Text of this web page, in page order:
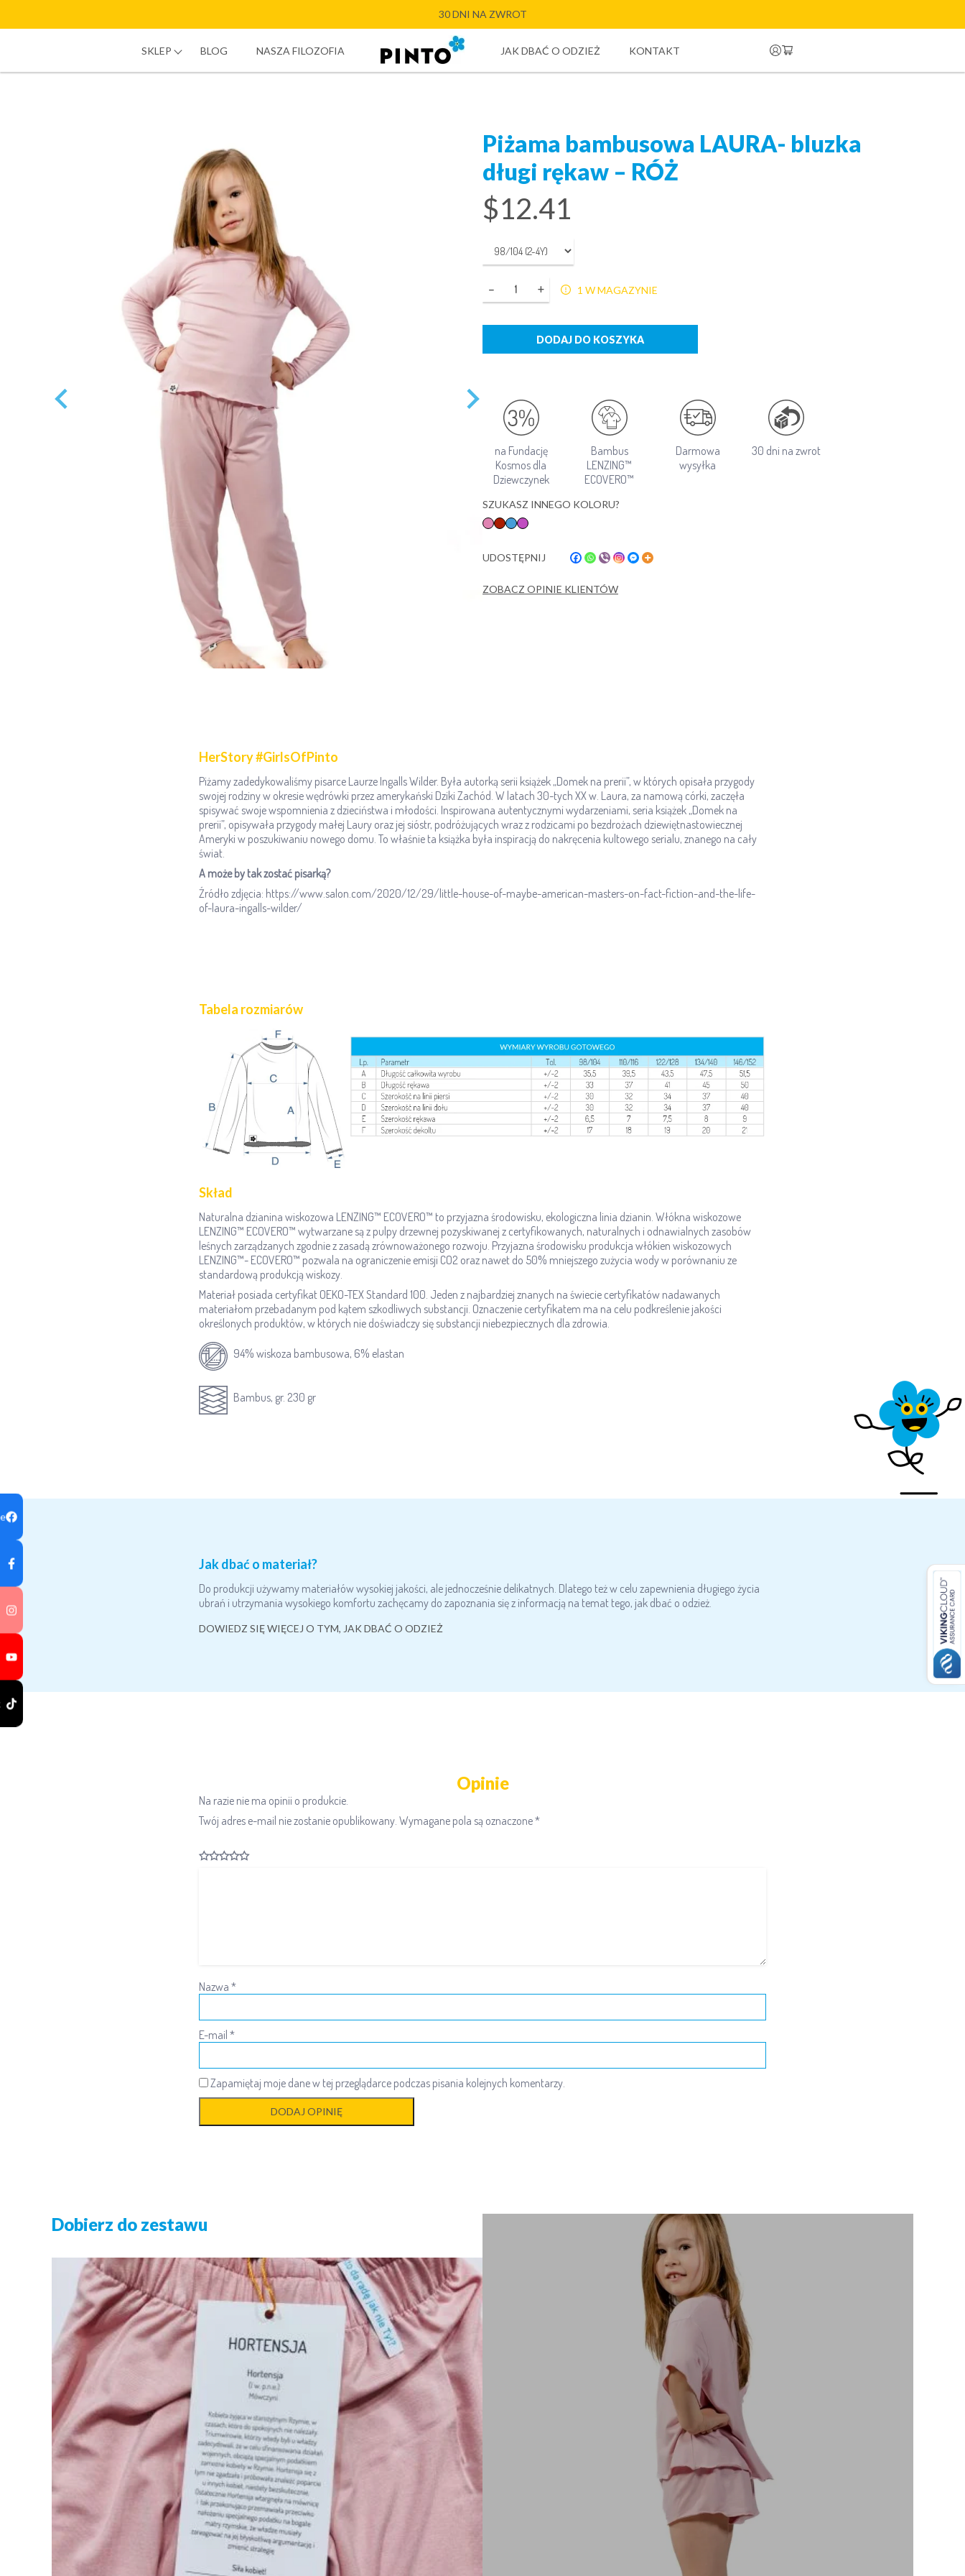
30 DNI NA ZWROT
SKLEP BLOG NASZA FILOZOFIA JAK DBAĆ O ODZIEŻ KONTAKT
Piżama bambusowa LAURA- bluzka
długi rękaw – RÓŻ
$12.41
1 W MAGAZYNIE
DODAJ DO KOSZYKA
na Fundację
Kosmos dla
Dziewczynek
Bambus
LENZING™
ECOVERO™
Darmowa
wysyłka
30 dni na zwrot
SZUKASZ INNEGO KOLORU?
UDOSTĘPNIJ
ZOBACZ OPINIE KLIENTÓW
HerStory #GirlsOfPinto
Piżamy zadedykowaliśmy pisarce Laurze Ingalls Wilder. Była autorką serii książek „Domek na prerii”, w których opisała przygody
swojej rodziny w okresie wędrówki przez amerykański Dziki Zachód. W latach 30-tych XX w. Laura, za namową córki, zaczęła
spisywać swoje wspomnienia z dzieciństwa i młodości. Inspirowana autentycznymi wydarzeniami, seria książek „Domek na
prerii”, opisywała przygody małej Laury oraz jej sióstr, podróżujących wraz z rodzicami po bezdrożach dziewiętnastowiecznej
Ameryki w poszukiwaniu nowego domu. To właśnie ta książka była inspiracją do nakręcenia kultowego serialu, znanego na cały
świat.
A może by tak zostać pisarką?
Źródło zdjęcia: https://www.salon.com/2020/12/29/little-house-of-maybe-american-masters-on-fact-fiction-and-the-life-
of-laura-ingalls-wilder/
Tabela rozmiarów
Skład
Naturalna dzianina wiskozowa LENZING™ ECOVERO™ to przyjazna środowisku, ekologiczna linia dzianin. Włókna wiskozowe
LENZING™ ECOVERO™ wytwarzane są z pulpy drzewnej pozyskiwanej z certyfikowanych, naturalnych i odnawialnych zasobów
leśnych zarządzanych zgodnie z zasadą zrównoważonego rozwoju. Przyjazna środowisku produkcja włókien wiskozowych
LENZING™- ECOVERO™ pozwala na ograniczenie emisji CO2 oraz nawet do 50% mniejszego zużycia wody w porównaniu ze
standardową produkcją wiskozy.
Materiał posiada certyfikat OEKO-TEX Standard 100. Jeden z najbardziej znanych na świecie certyfikatów nadawanych
materiałom przebadanym pod kątem szkodliwych substancji. Oznaczenie certyfikatem ma na celu podkreślenie jakości
określonych produktów, w których nie doświadczy się substancji niebezpiecznych dla zdrowia.
94% wiskoza bambusowa, 6% elastan
Bambus, gr. 230 gr
Jak dbać o materiał?
Do produkcji używamy materiałów wysokiej jakości, ale jednocześnie delikatnych. Dlatego też w celu zapewnienia długiego życia
ubrań i utrzymania wysokiego komfortu zachęcamy do zapoznania się z informacją na temat tego, jak dbać o odzież.
DOWIEDZ SIĘ WIĘCEJ O TYM, JAK DBAĆ O ODZIEŻ
Opinie
Na razie nie ma opinii o produkcie.
Twój adres e-mail nie zostanie opublikowany. Wymagane pola są oznaczone*
Nazwa *
E-mail *
Zapamiętaj moje dane w tej przeglądarce podczas pisania kolejnych komentarzy.
Dobierz do zestawu